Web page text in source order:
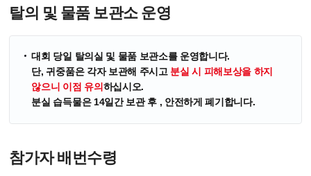
탈의 및 물품 보관소 운영
대회 당일 탈의실 및 물품 보관소를 운영합니다.
단, 귀중품은 각자 보관해 주시고 분실 시 피해보상을 하지
않으니 이점 유의하십시오.
분실 습득물은 14일간 보관 후 , 안전하게 폐기합니다.
참가자 배번수령